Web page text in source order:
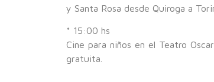
y Santa Rosa desde Quiroga a
* 15:00 hs
Cine para niños en el Teatro
gratuita.